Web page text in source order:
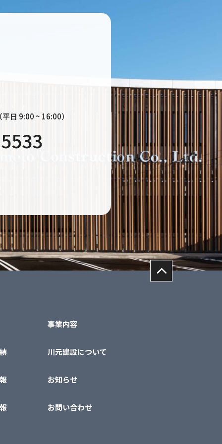
平日 9:00 ~ 16:00）
事業内容
川元建設について
お知らせ
お問い合わせ